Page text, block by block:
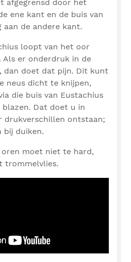
afgegrensd door het
ene kant en de buis van
aan de andere kant.
loopt van het oor
Als er onderdruk in de
dan doet dat pijn. Dit kunt
neus dicht te knijpen,
die buis van Eustachius
Dat doet u in
drukverschillen ontstaan;
bij duiken.
moet niet te hard,
trommelvlies.